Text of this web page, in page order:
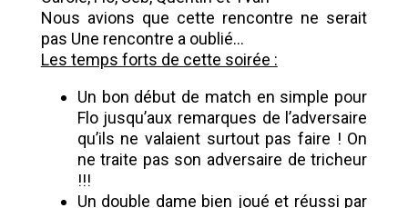
Nous avions que cette rencontre ne serait
pas Une rencontre a oublié…
Les temps forts de cette soirée :
Un bon début de match en simple pour
Flo jusqu’aux remarques de l’adversaire
qu’ils ne valaient surtout pas faire ! On
ne traite pas son adversaire de tricheur
!!!
Un double dame bien joué et réussi par